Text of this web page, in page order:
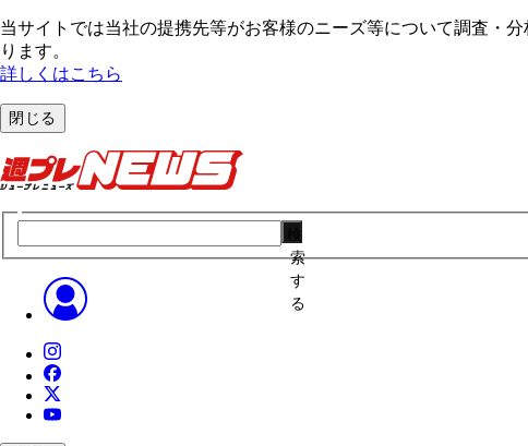
当サイトでは当社の提携先等がお客様のニーズ等について調査・
ります。
詳しくはこちら
閉じる
索
す
る